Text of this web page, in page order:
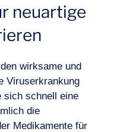
neuartige
wirksame und
Viruserkrankung
sich schnell eine
die
Medikamente für